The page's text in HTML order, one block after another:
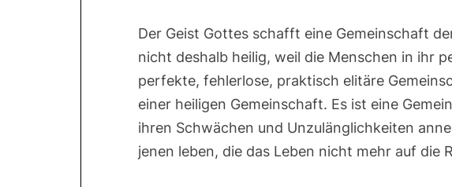
Der Geist Gottes schafft eine Gemeinschaft
nicht deshalb heilig, weil die Menschen in ihr
perfekte, fehlerlose, praktisch elitäre
einer heiligen Gemeinschaft. Es ist eine
ihren Schwächen und Unzulänglichkeiten
jenen leben, die das Leben nicht mehr auf die